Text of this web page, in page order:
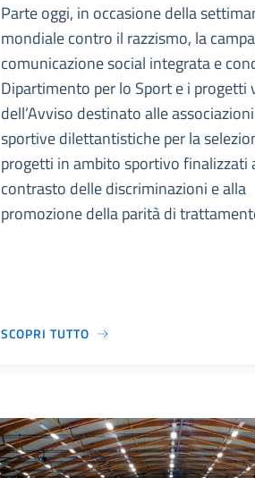
Parte oggi, in occasione della
mondiale contro il razzismo, la
comunicazione social integrata e
Dipartimento per lo Sport e i progetti
dell’Avviso destinato alle
sportive dilettantistiche per la
progetti in ambito sportivo finalizzati
contrasto delle discriminazioni e alla
promozione della parità di
SCOPRI TUTTO